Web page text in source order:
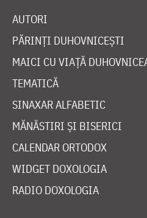
AUTORI
PĂRINȚI DUHOVNICEȘTI
MAICI CU VIAȚĂ
TEMATICĂ
SINAXAR ALFABETIC
MĂNĂSTIRI ȘI BISERICI
CALENDAR ORTODOX
WIDGET DOXOLOGIA
RADIO DOXOLOGIA